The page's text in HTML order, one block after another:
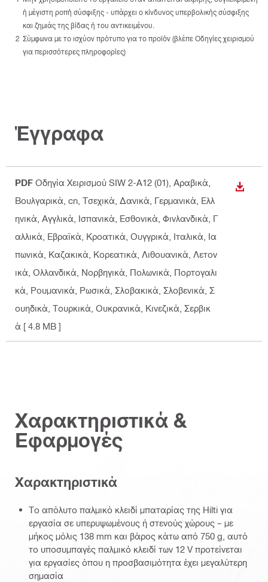
ή μέγιστη ροπή σύσφιξης - υπάρχει ο κίνδυνος υπερβολικής σύσφιξης
και ζημιάς της βίδας ή του αντικειμένου.
Σύμφωνα με το ισχύον πρότυπο για το προϊόν (βλέπε Οδηγίες χειρισμού
για περισσότερες πληροφορίες)
Έγγραφα
PDF Οδηγία Χειρισμού SIW 2-A12 (01) , Αραβικά,
Βουλγαρικά, cn, Τσεχικά, Δανικά, Γερμανικά, Ελλ
ηνικά, Αγγλικά, Ισπανικά, Εσθονικά, Φινλανδικά, Γ
αλλικά, Εβραϊκά, Κροατικά, Ουγγρικά, Ιταλικά, Ια
πωνικά, Καζακικά, Κορεατικά, Λιθουανικά, Λετον
ικά, Ολλανδικά, Νορβηγικά, Πολωνικά, Πορτογαλι
κά, Ρουμανικά, Ρωσικά, Σλοβακικά, Σλοβενικά, Σ
ουηδικά, Τουρκικά, Ουκρανικά, Κινεζικά, Σερβικ
ά [ 4.8 MB ]
ΛΉΨΗ
Χαρακτηριστικά &
Εφαρμογές
Χαρακτηριστικά
Το απόλυτο παλμικό κλειδί μπαταρίας της Hilti για
εργασία σε υπερυψωμένους ή στενούς χώρους – με
μήκος μόλις 138 mm και βάρος κάτω από 750 g, αυτό
το υποσυμπαγές παλμικό κλειδί των 12 V προτείνεται
για εργασίες όπου η προσβασιμότητα έχει μεγαλύτερη
σημασία